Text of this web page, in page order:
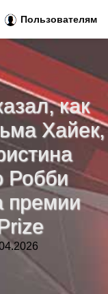
как
Хайек,
Робби
премии
Пользователям